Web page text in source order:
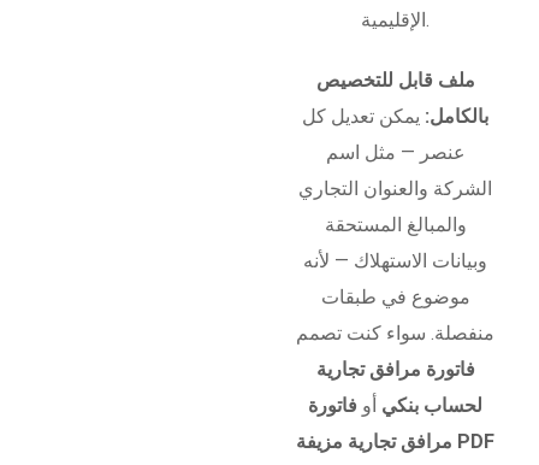
الإقليمية.
ملف قابل للتخصيص
بالكامل: يمكن تعديل كل
عنصر — مثل اسم
الشركة والعنوان التجاري
والمبالغ المستحقة
وبيانات الاستهلاك — لأنه
موضوع في طبقات
منفصلة. سواء كنت تصمم
فاتورة مرافق تجارية
لحساب بنكي أو فاتورة
مرافق تجارية مزيفة PDF